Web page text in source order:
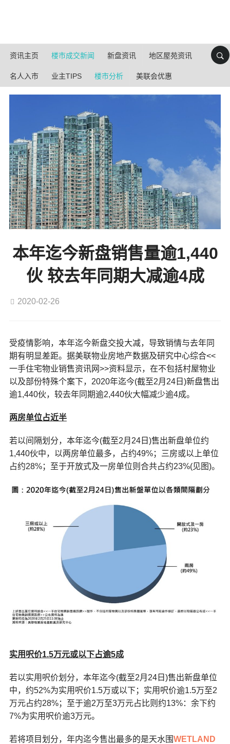
资讯主页 楼市成交新闻 新盘资讯 地区屋苑资讯
名人入市 业主TIPS 楼市分析 美联会优惠
本年迄今新盘销售量逾1,440
伙 较去年同期大减逾4成
2020-02-26
受疫情影响，本年迄今新盘交投大减，导致销情与去年同
期有明显差距。据美联物业房地产数据及研究中心综合<<
一手住宅物业销售资讯网>>资料显示，在不包括村屋物业
以及部份特殊个案下，2020年迄今(截至2月24日)新盘售出
逾1,440伙，较去年同期逾2,440伙大幅减少逾4成。
两房单位占近半
若以间隔划分，本年迄今(截至2月24日)售出新盘单位约
1,440伙中，以两房单位最多，占约49%；三房或以上单位
占约28%；至于开放式及一房单位则合共占约23%(见图)。
实用呎价1.5万元或以下占逾5成
若以实用呎价划分，本年迄今(截至2月24日)售出新盘单位
中，约52%为实用呎价1.5万或以下；实用呎价逾1.5万至2
万元占约28%；至于逾2万至3万元占比则约13%：余下约
7%为实用呎价逾3万元。
若将项目划分，年内迄今售出最多的是天水围WETLAND